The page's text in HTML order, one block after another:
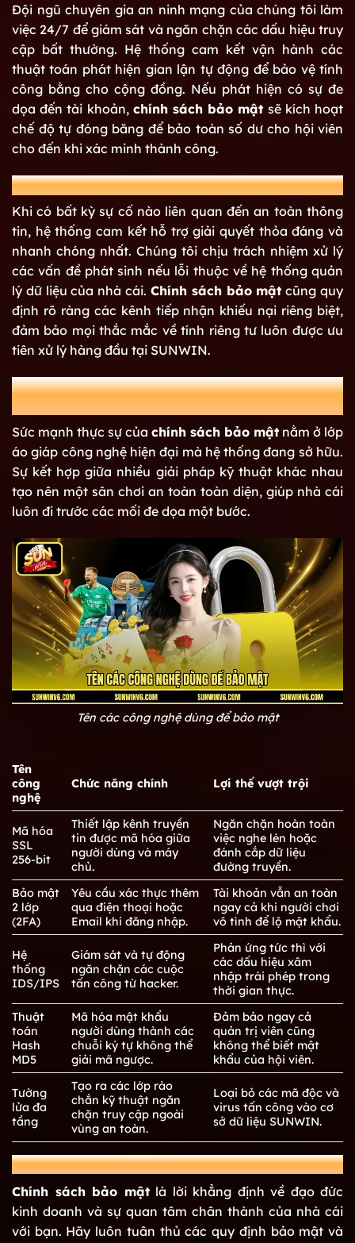
Đội ngũ chuyên gia an ninh mạng của chúng tôi làm
việc 24/7 để giám sát và ngăn chặn các dấu hiệu truy
cập bất thường. Hệ thống cam kết vận hành các
thuật toán phát hiện gian lận tự động để bảo vệ tính
công bằng cho cộng đồng. Nếu phát hiện có sự đe
dọa đến tài khoản, chính sách bảo mật sẽ kích hoạt
chế độ tự đóng băng để bảo toàn số dư cho hội viên
cho đến khi xác minh thành công.
Tư vấn và hỗ trợ về an toàn dữ liệu
Khi có bất kỳ sự cố nào liên quan đến an toàn thông
tin, hệ thống cam kết hỗ trợ giải quyết thỏa đáng và
nhanh chóng nhất. Chúng tôi chịu trách nhiệm xử lý
các vấn đề phát sinh nếu lỗi thuộc về hệ thống quản
lý dữ liệu của nhà cái. Chính sách bảo mật cũng quy
định rõ ràng các kênh tiếp nhận khiếu nại riêng biệt,
đảm bảo mọi thắc mắc về tính riêng tư luôn được ưu
tiên xử lý hàng đầu tại SUNWIN.
Thông tin về công nghệ bảo mật và chức
năng chính
Sức mạnh thực sự của chính sách bảo mật nằm ở lớp
áo giáp công nghệ hiện đại mà hệ thống đang sở hữu.
Sự kết hợp giữa nhiều giải pháp kỹ thuật khác nhau
tạo nên một sân chơi an toàn toàn diện, giúp nhà cái
luôn đi trước các mối đe dọa một bước.
Tên các công nghệ dùng để bảo mật
Tên
công
nghệ
Chức năng chính Lợi thế vượt trội
Mã hóa
SSL
256-bit
Thiết lập kênh truyền
tin được mã hóa giữa
người dùng và máy
chủ.
Ngăn chặn hoàn toàn
việc nghe lén hoặc
đánh cắp dữ liệu
đường truyền.
Bảo mật
2 lớp
(2FA)
Yêu cầu xác thực thêm
qua điện thoại hoặc
Email khi đăng nhập.
Tài khoản vẫn an toàn
ngay cả khi người chơi
vô tình để lộ mật khẩu.
Hệ
thống
IDS/IPS
Giám sát và tự động
ngăn chặn các cuộc
tấn công từ hacker.
Phản ứng tức thì với
các dấu hiệu xâm
nhập trái phép trong
thời gian thực.
Thuật
toán
Hash
MD5
Mã hóa mật khẩu
người dùng thành các
chuỗi ký tự không thể
giải mã ngược.
Đảm bảo ngay cả
quản trị viên cũng
không thể biết mật
khẩu của hội viên.
Tường
lửa đa
tầng
Tạo ra các lớp rào
chắn kỹ thuật ngăn
chặn truy cập ngoài
vùng an toàn.
Loại bỏ các mã độc và
virus tấn công vào cơ
sở dữ liệu SUNWIN.
Kết luận
Chính sách bảo mậtlà lời khẳng định về đạo đức
kinh doanh và sự quan tâm chân thành của nhà cái
với bạn. Hãy luôn tuân thủ các quy định bảo mật và